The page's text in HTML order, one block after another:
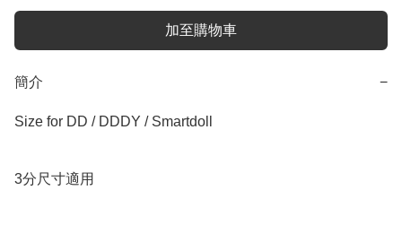
加至購物車
簡介 −
Size for DD / DDDY / Smartdoll
3分尺寸適用